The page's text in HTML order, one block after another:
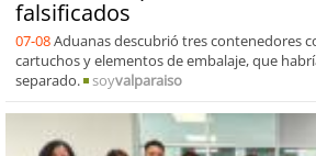
falsificados
07-08Aduanas descubrió tres contenedores
cartuchos y elementos de embalaje, que
separado.
soyvalparaiso